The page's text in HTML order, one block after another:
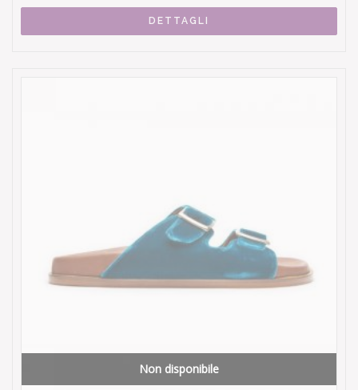
DETTAGLI
Non disponibile